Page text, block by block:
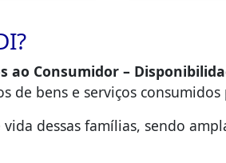
ao Consumidor –
de bens e serviços
dessas famílias, sendo